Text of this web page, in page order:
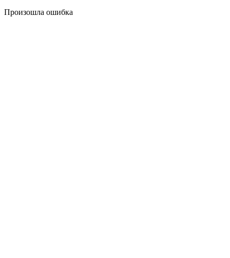
Произошла ошибка